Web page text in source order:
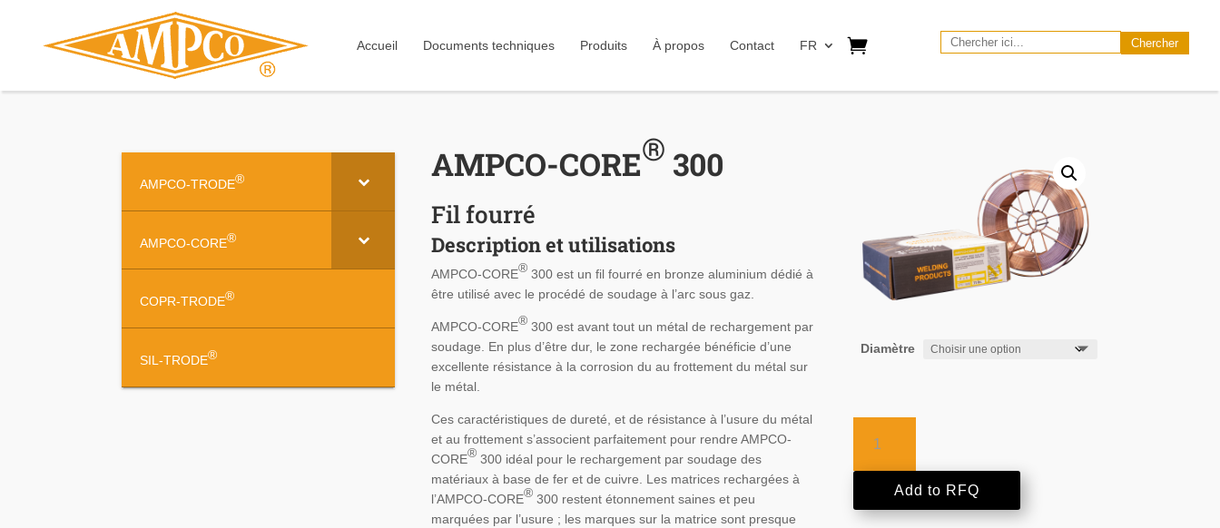
Accueil Documents techniques Produits À propos Contact FR
Search
AMPCO-CORE® 300
Fil fourré
Description et utilisations
AMPCO-CORE®300 est un fil fourré en bronze aluminium dédié à
être utilisé avec le procédé de soudage à l’arc sous gaz.
AMPCO-CORE®300 est avant tout un métal de rechargement par
soudage. En plus d’être dur, le zone rechargée bénéficie d’une
excellente résistance à la corrosion du au frottement du métal sur
le métal.
Ces caractéristiques de dureté, et de résistance à l’usure du métal
et au frottement s’associent parfaitement pour rendre AMPCO-
CORE®300 idéal pour le rechargement par soudage des
matériaux à base de fer et de cuivre. Les matrices rechargées à
l’AMPCO-CORE®300 restent étonnement saines et peu
marquées par l’usure ; les marques sur la matrice sont presque
Diamètre
AMPCO-
CORE®
300
Add to RFQ
AMPCO-TRODE®
AMPCO-CORE®
COPR-TRODE®
SIL-TRODE®